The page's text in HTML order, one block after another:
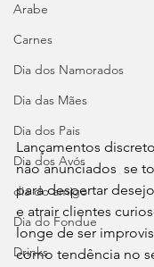
Arabe
Carnes
Dia dos Namorados
Dia das Mães
Dia dos Pais
Dia dos Avós
dia do amigo
Dia do Fondue
Drinks
Lançamentos
não anunciados  se
para despertar
e atrair clientes
longe de ser
como tendência no